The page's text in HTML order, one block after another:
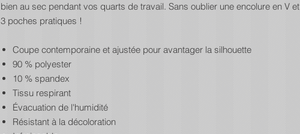
bien au sec pendant vos quarts de travail. Sans oublier une encolure en V et
3 poches pratiques !
Coupe contemporaine et ajustée pour avantager la silhouette
90 % polyester
10 % spandex
Tissu respirant
Évacuation de l'humidité
Résistant à la décoloration